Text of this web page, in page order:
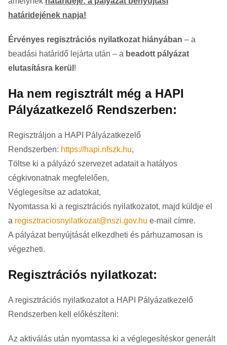
határidejének napja!
Érvényes regisztrációs nyilatkozat hiányában – a
beadási határidő lejárta után – a beadott pályázat
elutasításra kerül !
Ha nem regisztrált még a HAPI
Pályázatkezelő Rendszerben:
Regisztráljon a HAPI Pályázatkezelő
Rendszerben: https://hapi.nfszk.hu,
Töltse ki a pályázó szervezet adatait a hatályos
cégkivonatnak megfelelően,
Véglegesítse az adatokat,
Nyomtassa ki a regisztrációs nyilatkozatot, majd küldje el
a regisztraciosnyilatkozat@nszi.gov.hu e-mail címre.
A pályázat benyújtását elkezdheti és párhuzamosan is
végezheti.
Regisztrációs nyilatkozat:
A regisztrációs nyilatkozatot a HAPI Pályázatkezelő
Rendszerben kell előkészíteni:
Az aktiválás után nyomtassa ki a véglegesítéskor generált